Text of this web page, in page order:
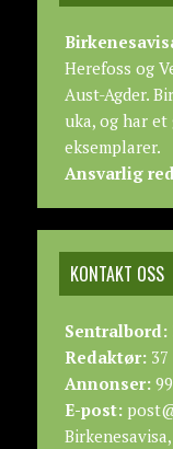
Herefoss og
Aust-Agder.
uka, og har
eksemplarer.
Ansvarlig
KONTAKT OSS
Sentralbord:
Redaktør:37
Annonser:
E-post: